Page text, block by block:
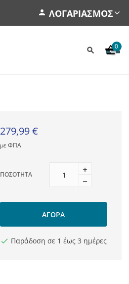
ΛΟΓΑΡΙΑΣΜΌΣ
0
279,99 €
με ΦΠΑ
ΠΟΣΌΤΗΤΑ
ΑΓΟΡΆ
Παράδοση σε 1 έως 3 ημέρες